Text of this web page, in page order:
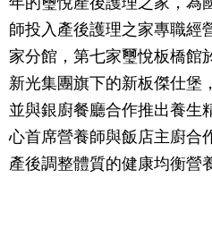
師投入產後護理之家專職經
家分館，第七家璽悅板橋館
新光集團旗下的新板傑仕堡
並與銀廚餐廳合作推出養生
心首席營養師與飯店主廚合
產後調整體質的健康均衡營